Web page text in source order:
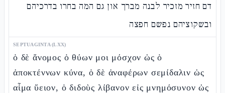
דם חזיר מזכיר לבנה מברך און גם המה בחרו בדרכיהם
ובשקוציהם נפשם חפצה
SEPTUAGINTA (LXX)
ὁ δὲ ἄνομος ὁ θύων μοι μόσχον ὡς ὁ
ἀποκτέννων κύνα, ὁ δὲ ἀναφέρων σεμίδαλιν ὡς
αἷμα ὕειον, ὁ διδοὺς λίβανον εἰς μνημόσυνον ὡς